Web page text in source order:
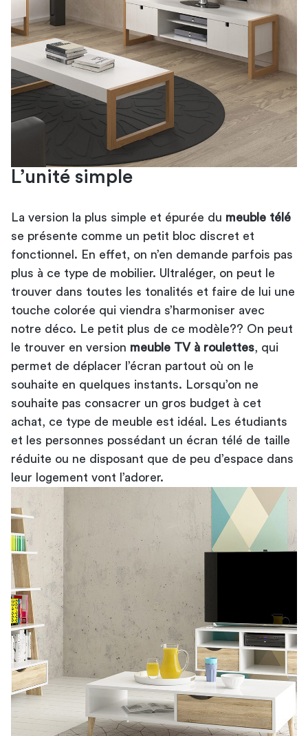
L’unité simple
La version la plus simple et épurée du meuble télé
se présente comme un petit bloc discret et
fonctionnel. En effet, on n’en demande parfois pas
plus à ce type de mobilier. Ultraléger, on peut le
trouver dans toutes les tonalités et faire de lui une
touche colorée qui viendra s’harmoniser avec
notre déco. Le petit plus de ce modèle?? On peut
le trouver en version meuble TV à roulettes , qui
permet de déplacer l’écran partout où on le
souhaite en quelques instants. Lorsqu’on ne
souhaite pas consacrer un gros budget à cet
achat, ce type de meuble est idéal. Les étudiants
et les personnes possédant un écran télé de taille
réduite ou ne disposant que de peu d’espace dans
leur logement vont l’adorer.